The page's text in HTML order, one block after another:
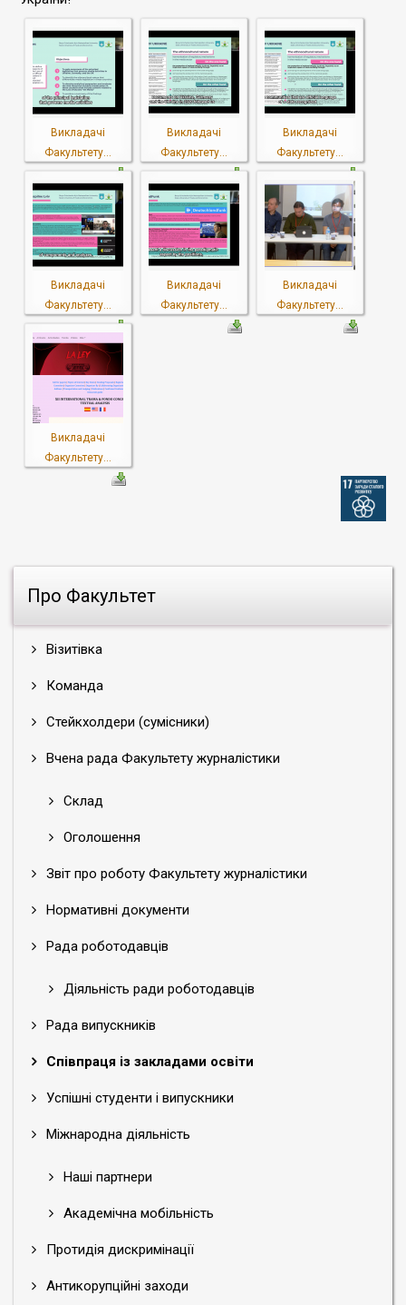
Про Факультет
Візитівка
Команда
Стейкхолдери (сумісники)
Вчена рада Факультету журналістики
Склад
Оголошення
Звіт про роботу Факультету журналістики
Нормативні документи
Рада роботодавців
Діяльність ради роботодавців
Рада випускників
Співпраця із закладами освіти
Успішні студенти і випускники
Міжнародна діяльність
Наші партнери
Академічна мобільність
Протидія дискримінації
Антикорупційні заходи
Викладачі
Факультету...
Викладачі
Факультету...
Викладачі
Факультету...
Викладачі
Факультету...
Викладачі
Факультету...
Викладачі
Факультету...
Викладачі
Факультету...